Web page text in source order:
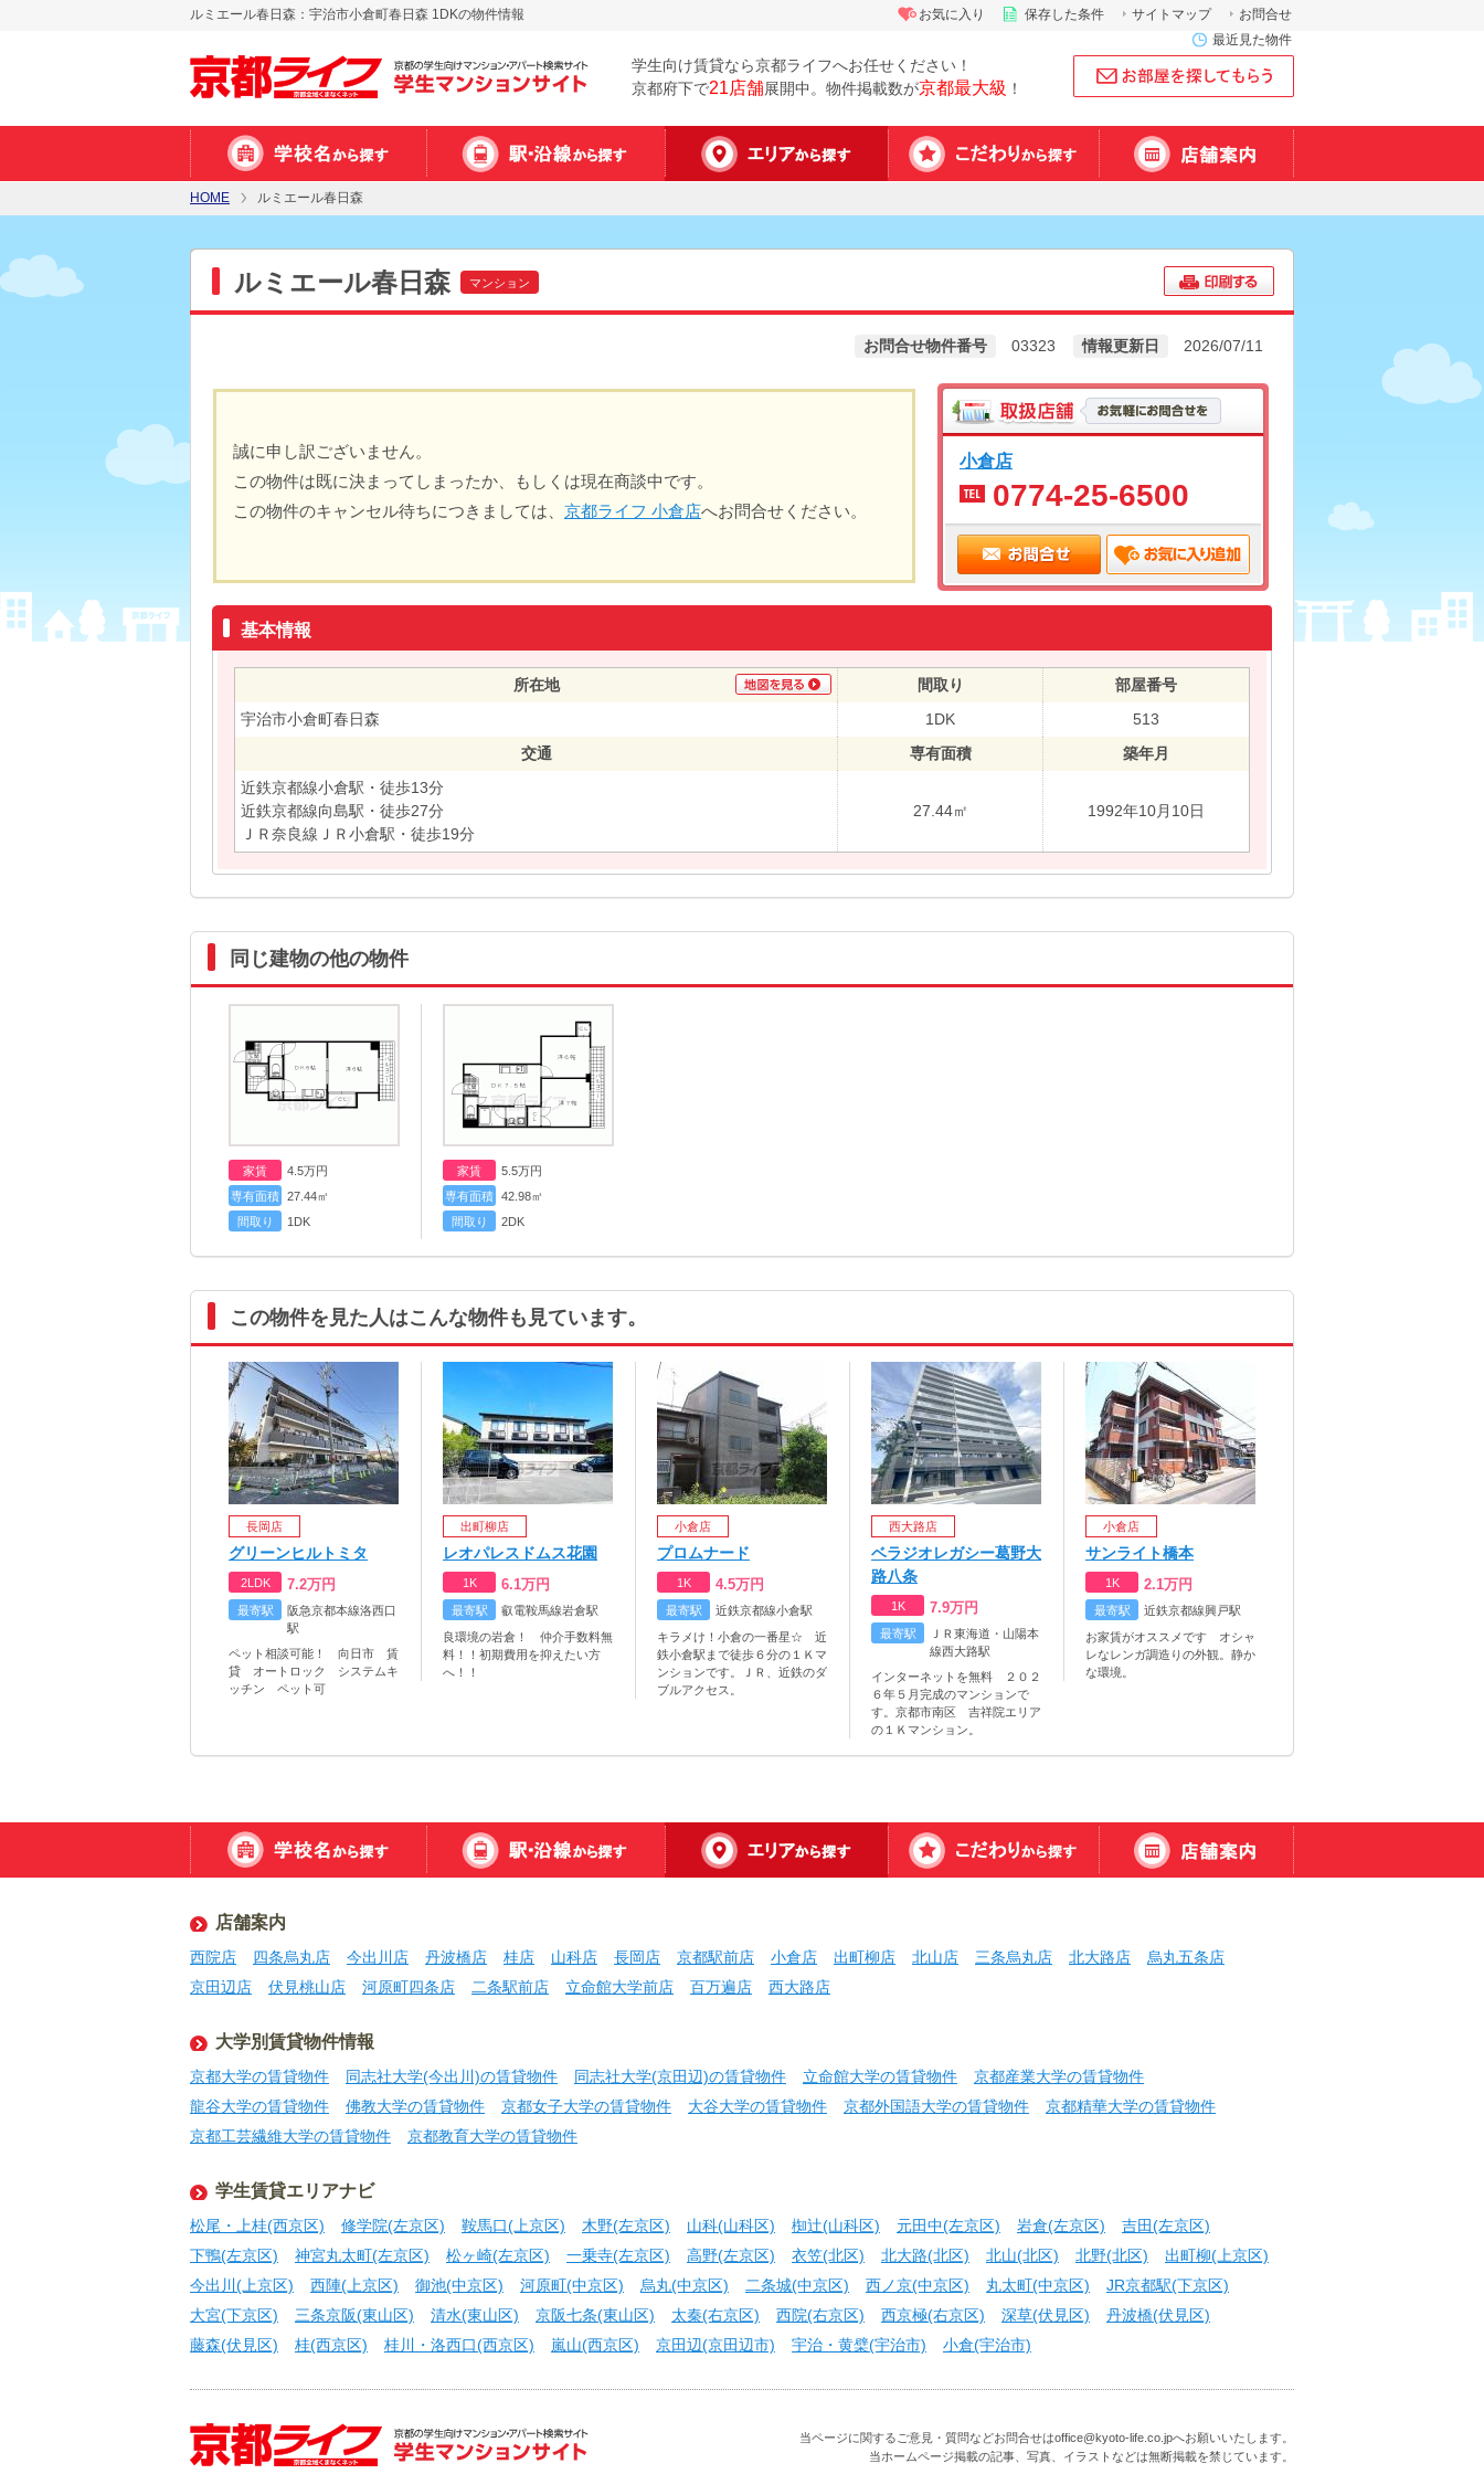
ルミエール春日森：宇治市小倉町春日森 1DKの物件情報
学生向け賃貸なら京都ライフへお任せください！
京都府下で21店舗展開中。物件掲載数が京都最大級 ！
お問合せ
サイトマップ
保存した条件
お気に入り
最近見た物件
HOME ルミエール春日森
ルミエール春日森 マンション
お問合せ物件番号 03323 情報更新日 2026/07/11
誠に申し訳ございません。
この物件は既に決まってしまったか、もしくは現在商談中です。
この物件のキャンセル待ちにつきましては、 京都ライフ 小倉店へお問合せください。
小倉店
0774-25-6500
基本情報
所在地 間取り
部屋番号
宇治市小倉町春日森
1DK
513
交通
専有面積
築年月
近鉄京都線小倉駅・徒歩13分
近鉄京都線向島駅・徒歩27分
ＪＲ奈良線ＪＲ小倉駅・徒歩19分
27.44㎡ 1992年10月10日
同じ建物の他の物件
家賃 4.5万円
専有面積 27.44㎡
間取り
1DK
家賃 5.5万円
専有面積 42.98㎡
間取り
2DK
この物件を見た人はこんな物件も見ています。
長岡店
グリーンヒルトミタ
2LDK 7.2万円
最寄駅
阪急京都本線洛西口
駅
ペット相談可能！ 向日市 賃
貸 オートロック システムキ
ッチン ペット可
出町柳店
レオパレスドムス花園
1K 6.1万円
最寄駅
叡電鞍馬線岩倉駅
良環境の岩倉！ 仲介手数料無
料！！初期費用を抑えたい方
へ！！
小倉店
プロムナード
1K 4.5万円
最寄駅
近鉄京都線小倉駅
キラメけ！小倉の一番星☆ 近
鉄小倉駅まで徒歩６分の１Ｋマ
ンションです。ＪＲ、近鉄のダ
ブルアクセス。
西大路店
ベラジオレガシー葛野大
路八条
1K 7.9万円
最寄駅
ＪＲ東海道・山陽本
線西大路駅
インターネットを無料 ２０２
６年５月完成のマンションで
す。京都市南区 吉祥院エリア
の１Ｋマンション。
小倉店
サンライト橋本
1K 2.1万円
最寄駅
近鉄京都線興戸駅
お家賃がオススメです オシャ
レなレンガ調造りの外観。静か
な環境。
店舗案内
西院店 四条烏丸店 今出川店 丹波橋店 桂店 山科店 長岡店 京都駅前店 小倉店 出町柳店 北山店 三条烏丸店 北大路店
烏丸五条店
京田辺店
伏見桃山店 河原町四条店 二条駅前店 立命館大学前店 百万遍店 西大路店
大学別賃貸物件情報
京都大学の賃貸物件 同志社大学(今出川)の賃貸物件 同志社大学(京田辺)の賃貸物件 立命館大学の賃貸物件
京都産業大学の賃貸物件
龍谷大学の賃貸物件
佛教大学の賃貸物件 京都女子大学の賃貸物件 大谷大学の賃貸物件 京都外国語大学の賃貸物件
京都精華大学の賃貸物件
京都工芸繊維大学の賃貸物件
京都教育大学の賃貸物件
学生賃貸エリアナビ
松尾・上桂(西京区) 修学院(左京区) 鞍馬口(上京区) 木野(左京区) 山科(山科区) 椥辻(山科区) 元田中(左京区) 岩倉(左京区)
吉田(左京区)
下鴨(左京区)
神宮丸太町(左京区) 松ヶ崎(左京区) 一乗寺(左京区) 高野(左京区) 衣笠(北区) 北大路(北区) 北山(北区) 北野(北区)
出町柳(上京区)
今出川(上京区)
西陣(上京区) 御池(中京区) 河原町(中京区) 烏丸(中京区) 二条城(中京区) 西ノ京(中京区) 丸太町(中京区)
JR京都駅(下京区)
大宮(下京区)
三条京阪(東山区) 清水(東山区) 京阪七条(東山区) 太秦(右京区) 西院(右京区) 西京極(右京区) 深草(伏見区)
丹波橋(伏見区)
藤森(伏見区)
桂(西京区) 桂川・洛西口(西京区) 嵐山(西京区) 京田辺(京田辺市) 宇治・黄檗(宇治市) 小倉(宇治市)
当ページに関するご意見・質問などお問合せはoffice@kyoto-life.co.jpへお願いいたします。
当ホームページ掲載の記事、写真、イラストなどは無断掲載を禁じています。